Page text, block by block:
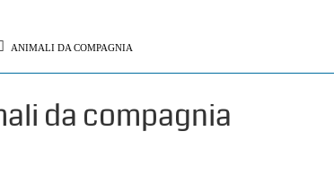
ANIMALI DA COMPAGNIA
da compagnia